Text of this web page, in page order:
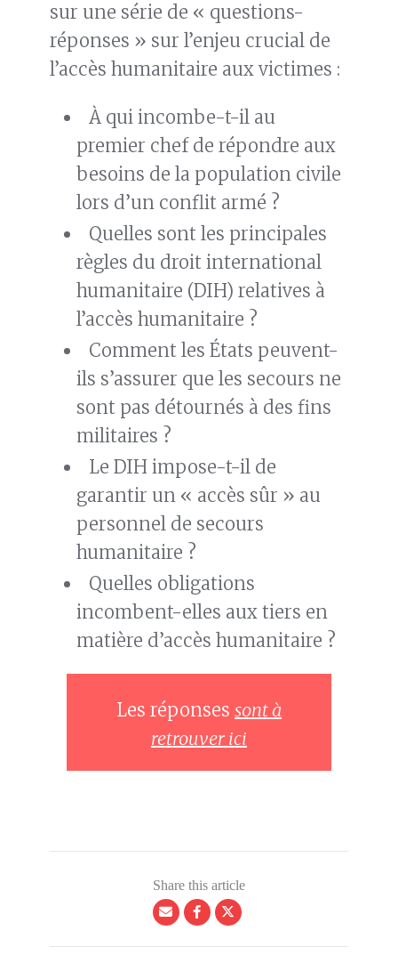
sur une série de « questions-
réponses » sur l’enjeu crucial de
l’accès humanitaire aux victimes :
À qui incombe-t-il au
premier chef de répondre aux
besoins de la population civile
lors d’un conflit armé ?
Quelles sont les principales
règles du droit international
humanitaire (DIH) relatives à
l’accès humanitaire ?
Comment les États peuvent-
ils s’assurer que les secours ne
sont pas détournés à des fins
militaires ?
Le DIH impose-t-il de
garantir un « accès sûr » au
personnel de secours
humanitaire ?
Quelles obligations
incombent-elles aux tiers en
matière d’accès humanitaire ?
Les réponses sont à
retrouver ici
Share this article